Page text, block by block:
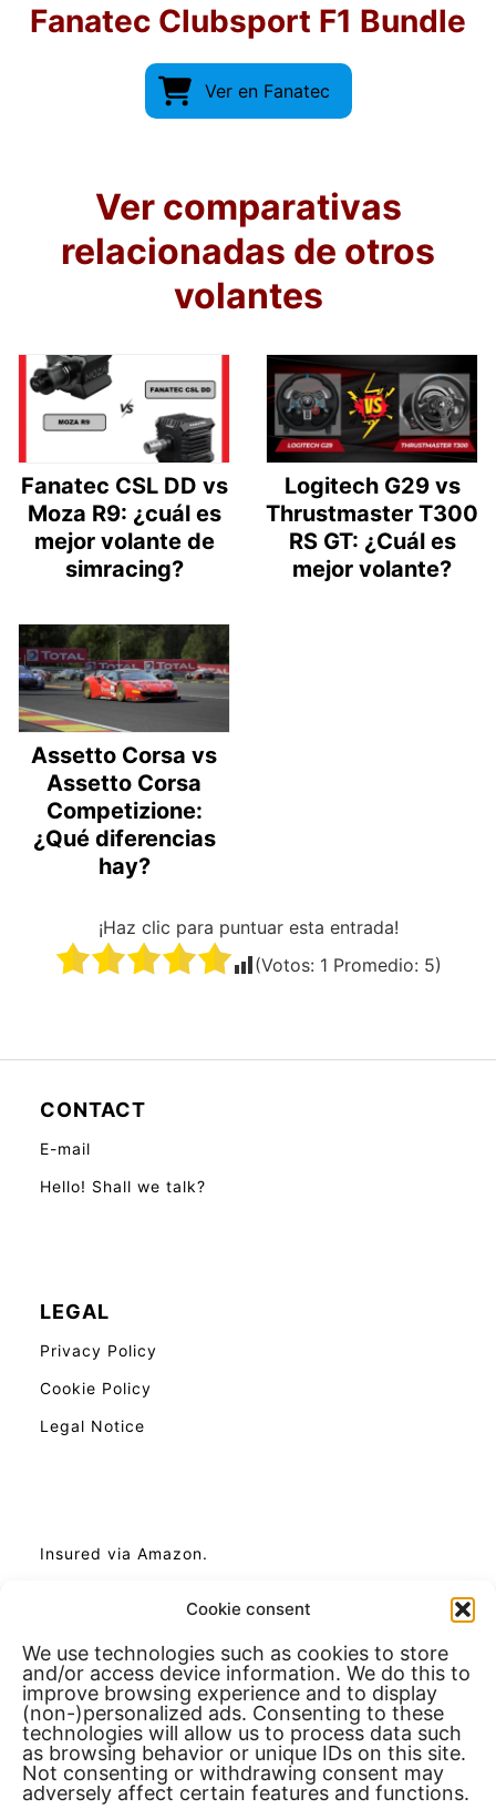
Cookie consent
We use technologies such as cookies to store
and/or access device information. We do this to
improve browsing experience and to display
(non-)personalized ads. Consenting to these
technologies will allow us to process data such
as browsing behavior or unique IDs on this site.
Not consenting or withdrawing consent may
adversely affect certain features and functions.
Fanatec Clubsport F1 Bundle
Ver en Fanatec
Ver comparativas
relacionadas de otros
volantes
Fanatec CSL DD vs
Moza R9: ¿cuál es
mejor volante de
simracing?
Logitech G29 vs
Thrustmaster T300
RS GT: ¿Cuál es
mejor volante?
Assetto Corsa vs
Assetto Corsa
Competizione:
¿Qué diferencias
hay?
¡Haz clic para puntuar esta entrada!
(Votos: 1 Promedio: 5)
CONTACT
E-mail
Hello! Shall we talk?
LEGAL
Privacy Policy
Cookie Policy
Legal Notice
Insured via Amazon.
As Amazon affiliates, we earn revenue from eligible